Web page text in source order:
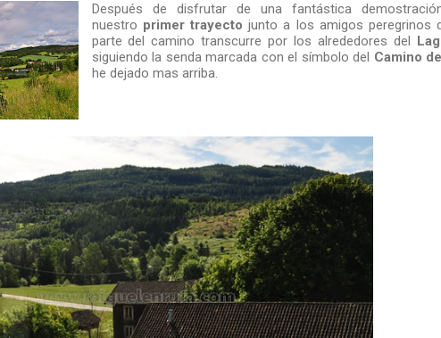
Después de disfrutar de una fantástica
nuestro primer trayecto junto a los amigos peregrinos
parte del camino transcurre por los alrededores del
siguiendo la senda marcada con el símbolo del Camino
he dejado mas arriba.